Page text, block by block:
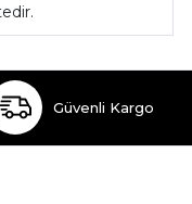
Güvenli Kargo